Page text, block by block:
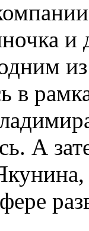
и
в
А